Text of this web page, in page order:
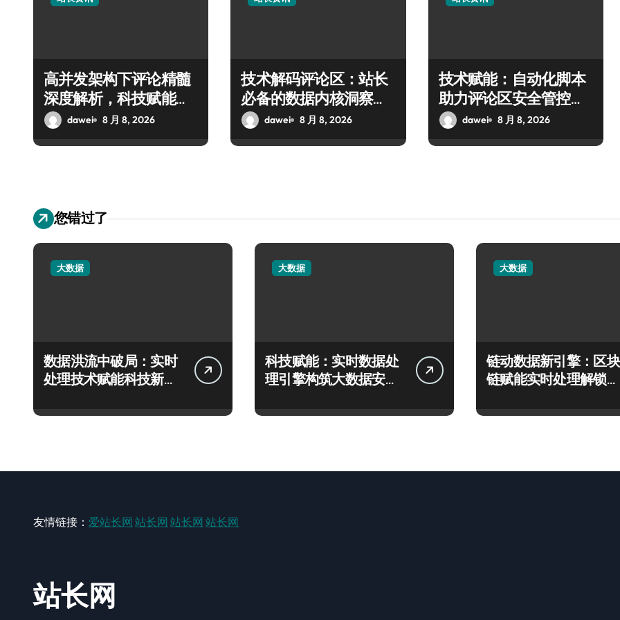
高并发架构下评论精髓
深度解析，科技赋能站
长资讯高效增值
dawei 8 月 8, 2026
技术解码评论区：站长
必备的数据内核洞察与
价值提炼术
dawei 8 月 8, 2026
技术赋能：自动化脚本
助力评论区安全管控与
信息智筛
dawei 8 月 8, 2026
您错过了
大数据
数据洪流中破局：实时
处理技术赋能科技新飞
大数据
科技赋能：实时数据处
理引擎构筑大数据安全
大数据
链动数据新引擎：区块
链赋能实时处理解锁企
友情链接： 爱站长网 站长网 站长网 站长网
站长网